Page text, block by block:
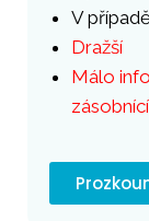
V
Dražší
Málo